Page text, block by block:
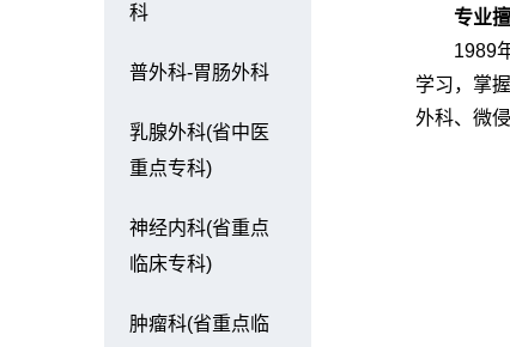
科
普外科-胃肠外科
乳腺外科(省中医
重点专科)
神经内科(省重点
临床专科)
肿瘤科(省重点临
专业擅
1989
学习，掌
外科、微